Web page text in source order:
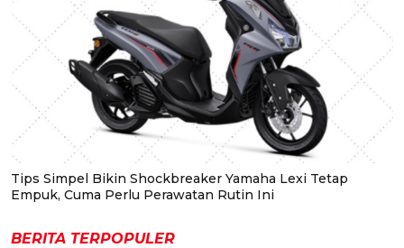
Tips Simpel Bikin Shockbreaker Yamaha Lexi Tetap
Empuk, Cuma Perlu Perawatan Rutin Ini
BERITA TERPOPULER